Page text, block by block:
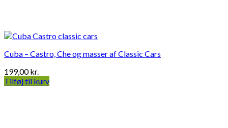
Cuba – Castro, Che og masser af Classic Cars
199,00kr.
Tilføj til kurv